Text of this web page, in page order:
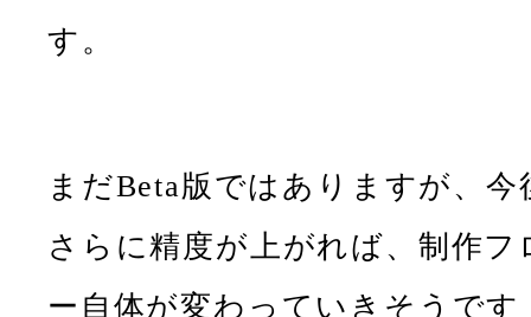
す。
まだBeta版ではありますが、今
さらに精度が上がれば、制作フ
ー自体が変わっていきそうです